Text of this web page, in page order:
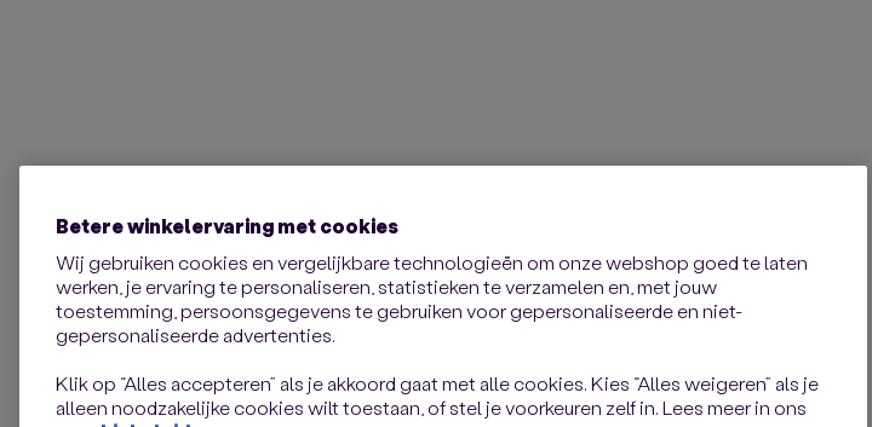
Betere winkelervaring met cookies
Wij gebruiken cookies en vergelijkbare technologieën om onze webshop goed te laten
werken, je ervaring te personaliseren, statistieken te verzamelen en, met jouw
toestemming, persoonsgegevens te gebruiken voor gepersonaliseerde en niet-
gepersonaliseerde advertenties.
Klik op “Alles accepteren” als je akkoord gaat met alle cookies. Kies “Alles weigeren” als je
alleen noodzakelijke cookies wilt toestaan, of stel je voorkeuren zelf in. Lees meer in ons